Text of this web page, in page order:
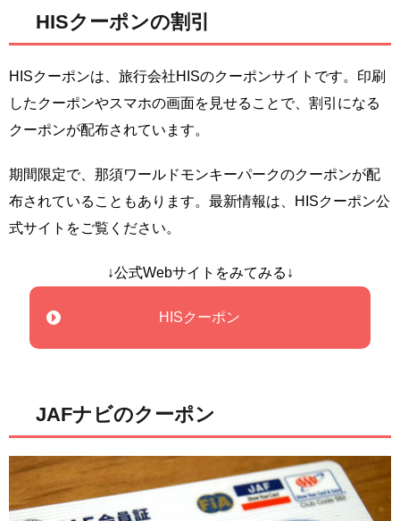
HISクーポンの割引
HISクーポンは、旅行会社HISのクーポンサイトです。印刷
したクーポンやスマホの画面を見せることで、割引になる
クーポンが配布されています。
期間限定で、那須ワールドモンキーパークのクーポンが配
布されていることもあります。最新情報は、HISクーポン公
式サイトをご覧ください。
↓公式Webサイトをみてみる↓
HISクーポン
JAFナビのクーポン